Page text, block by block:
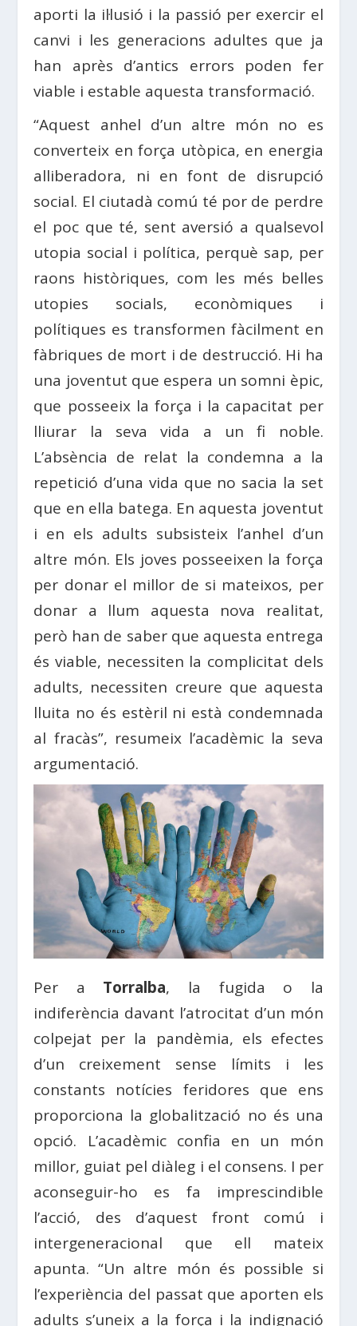
aporti la il·lusió i la passió per exercir el
canvi i les generacions adultes que ja
han après d’antics errors poden fer
viable i estable aquesta transformació.
“Aquest anhel d’un altre món no es
converteix en força utòpica, en energia
alliberadora, ni en font de disrupció
social. El ciutadà comú té por de perdre
el poc que té, sent aversió a qualsevol
utopia social i política, perquè sap, per
raons històriques, com les més belles
utopies socials, econòmiques i
polítiques es transformen fàcilment en
fàbriques de mort i de destrucció. Hi ha
una joventut que espera un somni èpic,
que posseeix la força i la capacitat per
lliurar la seva vida a un fi noble.
L’absència de relat la condemna a la
repetició d’una vida que no sacia la set
que en ella batega. En aquesta joventut
i en els adults subsisteix l’anhel d’un
altre món. Els joves posseeixen la força
per donar el millor de si mateixos, per
donar a llum aquesta nova realitat,
però han de saber que aquesta entrega
és viable, necessiten la complicitat dels
adults, necessiten creure que aquesta
lluita no és estèril ni està condemnada
al fracàs”, resumeix l’acadèmic la seva
argumentació.
Per a Torralba, la fugida o la
indiferència davant l’atrocitat d’un món
colpejat per la pandèmia, els efectes
d’un creixement sense límits i les
constants notícies feridores que ens
proporciona la globalització no és una
opció. L’acadèmic confia en un món
millor, guiat pel diàleg i el consens. I per
aconseguir-ho es fa imprescindible
l’acció, des d’aquest front comú i
intergeneracional que ell mateix
apunta. “Un altre món és possible si
l’experiència del passat que aporten els
adults s’uneix a la força i la indignació